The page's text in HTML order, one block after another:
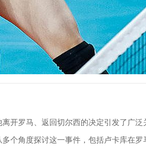
离开罗马 返回切尔西开启新篇章
回切尔西开启新篇章
开罗马、返回切尔西的决定引发了广
个角度探讨这一事件，包括卢卡库在